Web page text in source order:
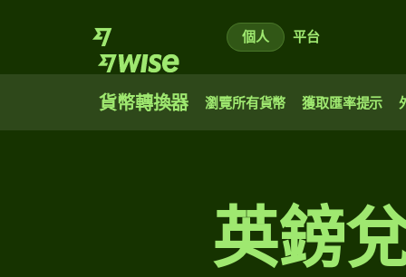
個人 平台
貨幣轉換器 瀏覽所有貨幣 獲取匯率提示
英鎊